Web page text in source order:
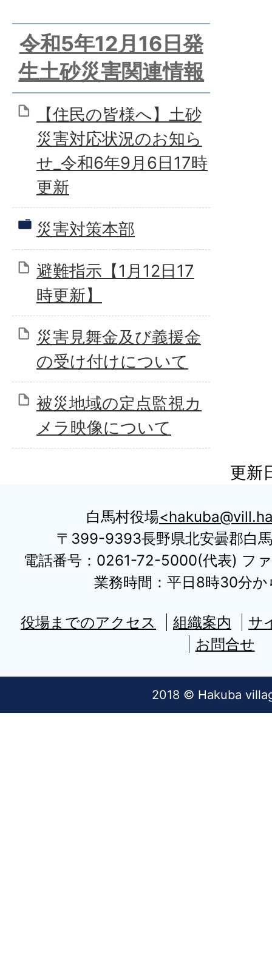
令和5年12月16日発
生土砂災害関連情報
【住民の皆様へ】土砂
災害対応状況のお知ら
せ_令和6年9月6日17時
更新
災害対策本部
避難指示【1月12日17
時更新】
災害見舞金及び義援金
の受け付けについて
被災地域の定点監視カ
メラ映像について
更新
白馬村役場
〒399-9393長野県北安曇郡白
電話番号：0261-72-5000(代表) フ
業務時間：平日8時30分か
役場までのアクセス 組織案内
サ
お問合せ
2018 © Hakuba